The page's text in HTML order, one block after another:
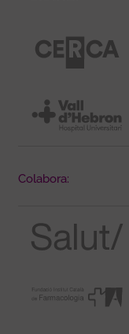
Colabora: